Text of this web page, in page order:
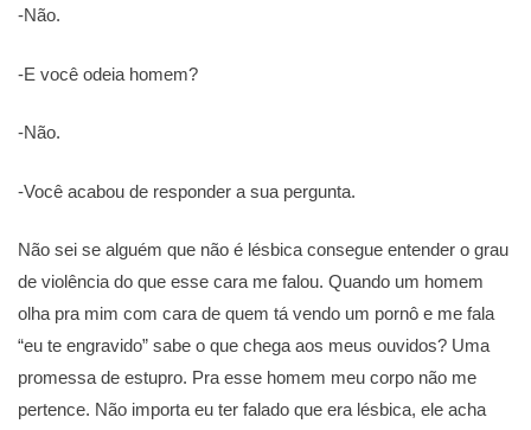
-Não.
-E você odeia homem?
-Não.
-Você acabou de responder a sua pergunta.
Não sei se alguém que não é lésbica consegue entender o grau
de violência do que esse cara me falou. Quando um homem
olha pra mim com cara de quem tá vendo um pornô e me fala
“eu te engravido” sabe o que chega aos meus ouvidos? Uma
promessa de estupro. Pra esse homem meu corpo não me
pertence. Não importa eu ter falado que era lésbica, ele acha